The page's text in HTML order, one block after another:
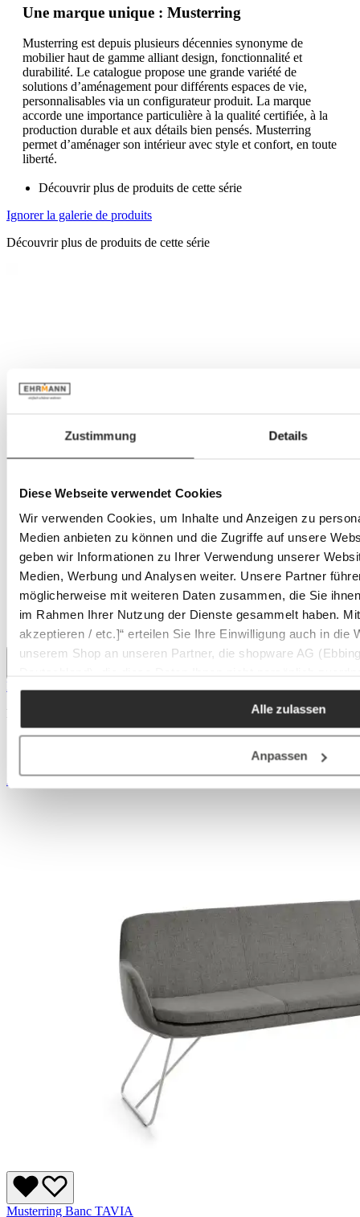
Zustimmung Details
Diese Webseite verwendet Cookies
Wir verwenden Cookies, um Inhalte und Anzeigen zu
Medien anbieten zu können und die Zugriffe auf unsere
geben wir Informationen zu Ihrer Verwendung unserer
Medien, Werbung und Analysen weiter. Unsere Partner
möglicherweise mit weiteren Daten zusammen, die Sie
im Rahmen Ihrer Nutzung der Dienste gesammelt haben.
akzeptieren / etc.]“ erteilen Sie Ihre Einwilligung auch in die
unserem Shop an unseren Partner, die shopware AG
Zwecken (z.B. Produktverbesserungen,
Alle zulassen
Anpassen
Une marque unique : Musterring
Musterring est depuis plusieurs décennies synonyme de
mobilier haut de gamme alliant design, fonctionnalité et
durabilité. Le catalogue propose une grande variété de
solutions d’aménagement pour différents espaces de vie,
personnalisables via un configurateur produit. La marque
accorde une importance particulière à la qualité certifiée, à la
production durable et aux détails bien pensés. Musterring
permet d’aménager son intérieur avec style et confort, en toute
liberté.
Découvrir plus de produits de cette série
Ignorer la galerie de produits
Découvrir plus de produits de cette série
Musterring Banc TAVIA
Prix régulier :
SélectionnezCouleur
Autres variantes
Musterring Banc TAVIA